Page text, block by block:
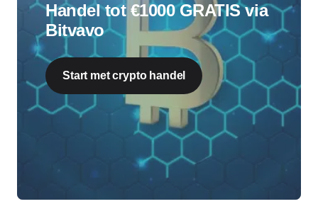
Handel tot €1000 GRATIS via
Bitvavo
Start met crypto handel